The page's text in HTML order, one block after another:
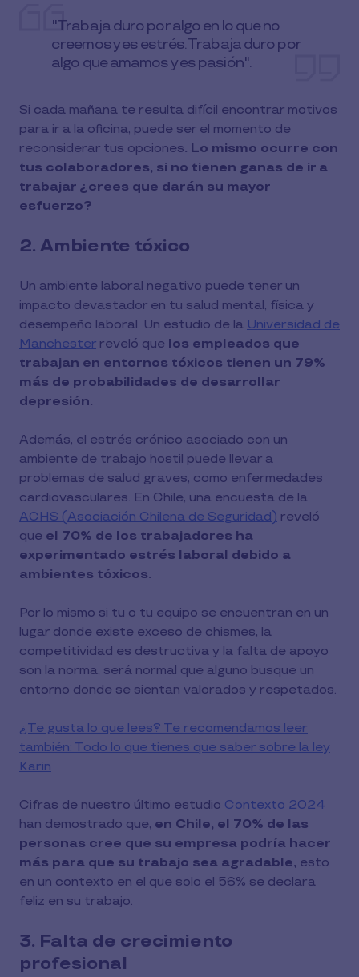
"Trabaja duro por algo en lo que no
creemos y es estrés. Trabaja duro por
algo que amamos y es pasión".
Si cada mañana te resulta difícil encontrar motivos
para ir a la oficina, puede ser el momento de
reconsiderar tus opciones. Lo mismo ocurre con
tus colaboradores, si no tienen ganas de ir a
trabajar ¿crees que darán su mayor
esfuerzo?
2. Ambiente tóxico
Un ambiente laboral negativo puede tener un
impacto devastador en tu salud mental, física y
desempeño laboral. Un estudio de la Universidad de
Manchester reveló que los empleados que
trabajan en entornos tóxicos tienen un 79%
más de probabilidades de desarrollar
depresión.
Además, el estrés crónico asociado con un
ambiente de trabajo hostil puede llevar a
problemas de salud graves, como enfermedades
cardiovasculares. En Chile, una encuesta de la
ACHS (Asociación Chilena de Seguridad) reveló
que el 70% de los trabajadores ha
experimentado estrés laboral debido a
ambientes tóxicos.
Por lo mismo si tu o tu equipo se encuentran en un
lugar donde existe exceso de chismes, la
competitividad es destructiva y la falta de apoyo
son la norma, será normal que alguno busque un
entorno donde se sientan valorados y respetados.
¿Te gusta lo que lees? Te recomendamos leer
también: Todo lo que tienes que saber sobre la ley
Karin
Cifras de nuestro último estudio Contexto 2024
han demostrado que, en Chile, el 70% de las
personas cree que su empresa podría hacer
más para que su trabajo sea agradable, esto
en un contexto en el que solo el 56% se declara
feliz en su trabajo.
3. Falta de crecimiento
profesional